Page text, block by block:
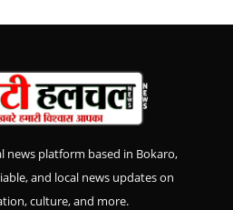
news platform based in Bokaro,
and local news updates on
culture, and more.